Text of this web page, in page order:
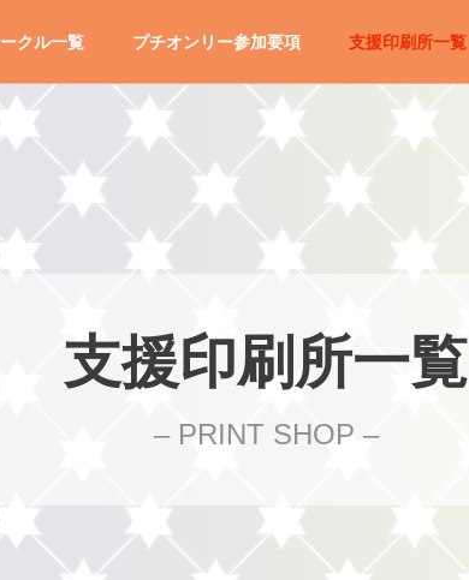
クル一覧 プチオンリー参加要項 支援印刷所一覧
支援印刷所一覧
– PRINT SHOP –